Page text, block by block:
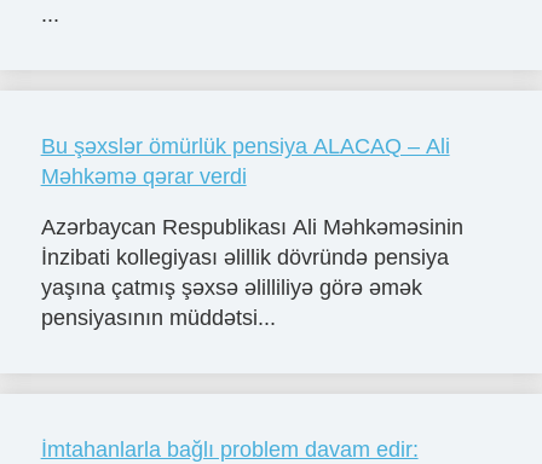
...
Bu şəxslər ömürlük pensiya ALACAQ – Ali
Məhkəmə qərar verdi
Azərbaycan Respublikası Ali Məhkəməsinin
İnzibati kollegiyası əlillik dövründə pensiya
yaşına çatmış şəxsə əlilliliyə görə əmək
pensiyasının müddətsi...
İmtahanlarla bağlı problem davam edir: